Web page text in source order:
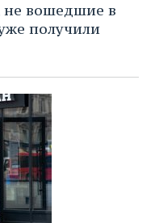
не вошедшие в
получили